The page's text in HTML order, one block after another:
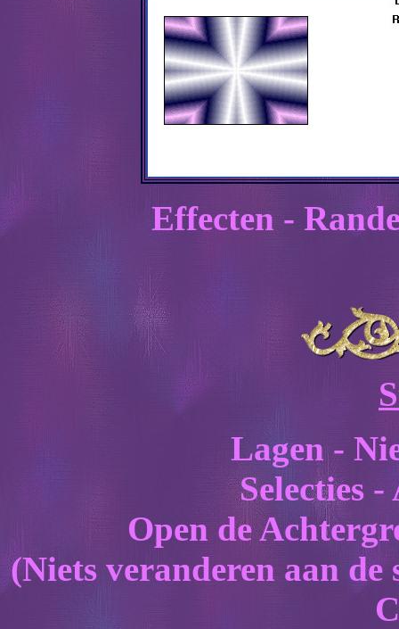
Effecten -
Lagen -
Selecties -
Open de
(Niets veranderen aan de